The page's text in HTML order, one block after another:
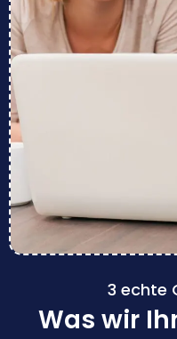
3 echte
Was wir